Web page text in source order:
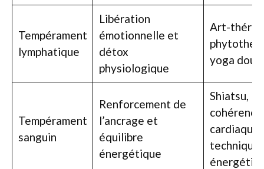
Tempérament
lymphatique
Libération
émotionnelle et
détox
physiologique
Art-
yoga doux
Tempérament
sanguin
Renforcement de
l’ancrage et
équilibre
énergétique
Shiatsu,
cohérence
cardiaque,